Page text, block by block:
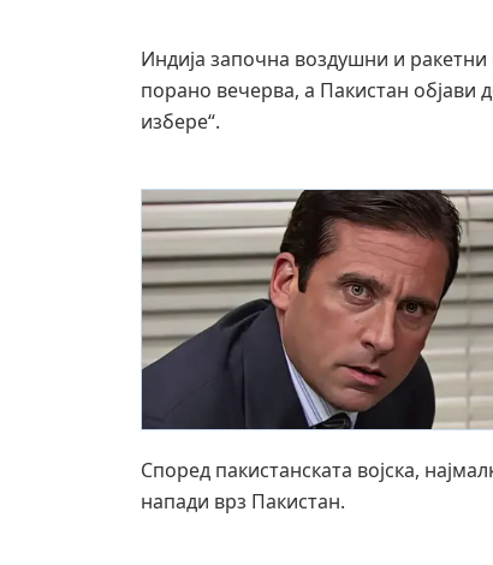
Индија започна воздушни и
порано вечерва, а Пакистан објави
избере“.
Според пакистанската војска,
напади врз Пакистан.